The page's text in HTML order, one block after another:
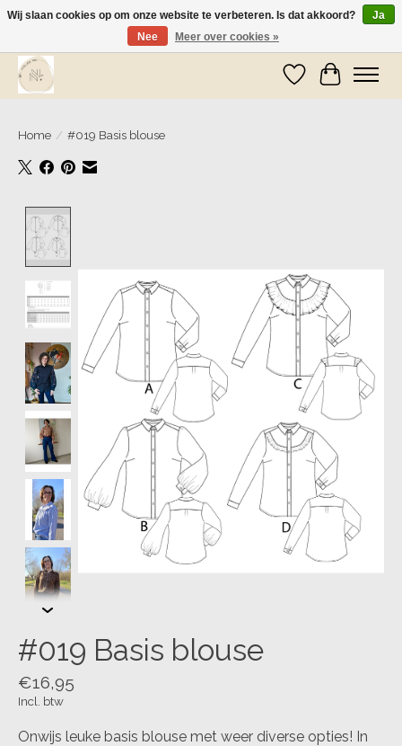
Wij zijn op vakantie! Vanaf zaterdag 9 mei worden er weer pakketjes verzonden
Verlanglijst
Home / #019 Basis blouse
#019 Basis blouse
€16,95
Incl. btw
Onwijs leuke basis blouse met weer diverse opties! In
Wij slaan cookies op om onze website te verbeteren. Is dat akkoord?
Ja
Nee
Meer over cookies »